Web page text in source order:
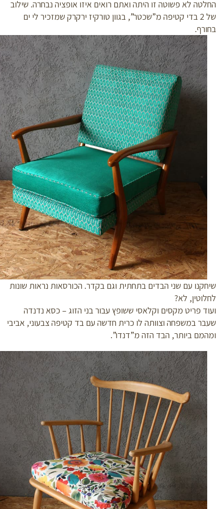
לא פשוטה זו היתה ואתם רואים איזו אופציה נבחרה. שילוב
של 2 בדי קטיפה מ”שכטר”, בגוון טורקיז ירקרק שמזכיר לי ים
עם שני הבדים בתחתית וגם בקדר. הכורסאות נראות שונות
לא?
פריט מקסים וקלאסי ששופץ עבור בני הזוג – כסא נדנדה
במשפחה וצוותה לו כרית חדשה עם בד קטיפה צבעוני, אביבי
ביותר, הבד הזה מ”דנדו”.